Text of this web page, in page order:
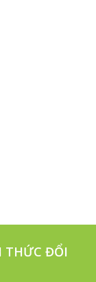
THỨC ĐỔI